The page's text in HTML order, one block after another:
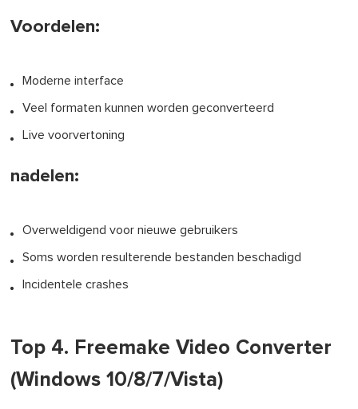
Voordelen:
Moderne interface
Veel formaten kunnen worden geconverteerd
Live voorvertoning
nadelen:
Overweldigend voor nieuwe gebruikers
Soms worden resulterende bestanden beschadigd
Incidentele crashes
Top 4. Freemake Video Converter
(Windows 10/8/7/Vista)